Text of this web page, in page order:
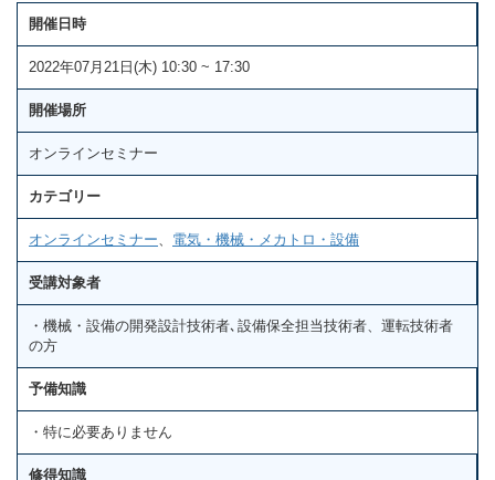
開催日時
2022年07月21日(木) 10:30 ~ 17:30
開催場所
オンラインセミナー
カテゴリー
オンラインセミナー、 電気・機械・メカトロ・設備
受講対象者
・機械・設備の開発設計技術者､設備保全担当技術者、運転技術者
の方
予備知識
・特に必要ありません
修得知識